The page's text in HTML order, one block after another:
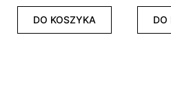
DO KOSZYKA DO